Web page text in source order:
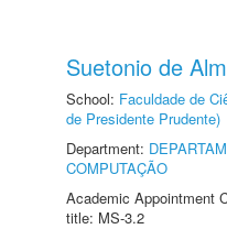
Suetonio de
School: Faculdade de
de Presidente Prudente)
Department:
COMPUTAÇÃO
Academic Appointment
title: MS-3.2